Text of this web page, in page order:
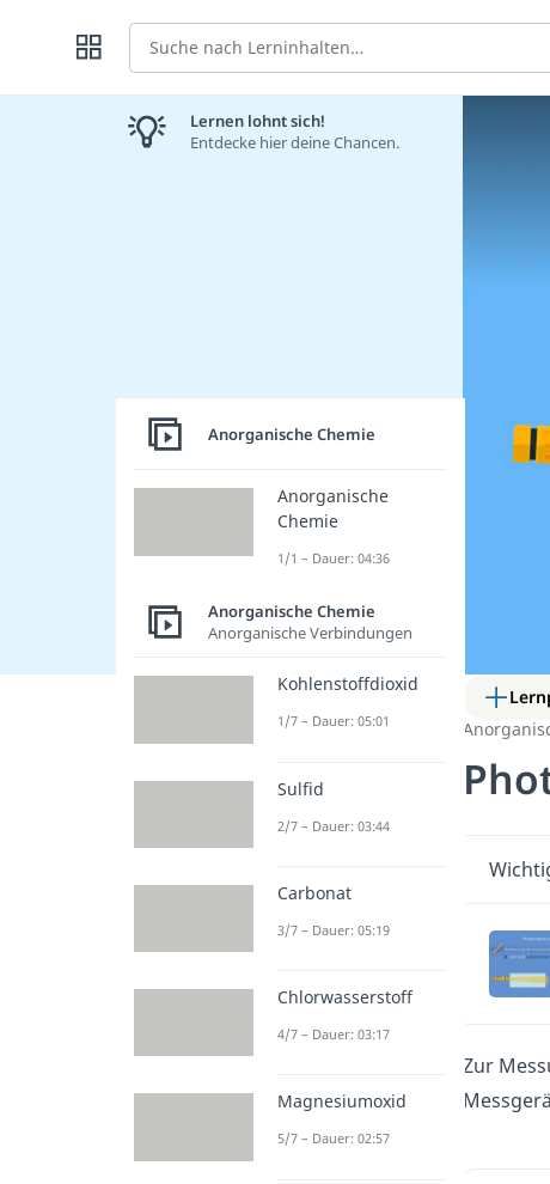
Suche
Zur
Lernen lohnt sich!
Entdecke hier deine Chancen.
Anorganische Chemie
Anorganische
Chemie
1/1 – Dauer: 04:36
Anorganische Chemie
Anorganische Verbindungen
Kohlenstoffdioxid
1/7 – Dauer: 05:01
Sulfid
2/7 – Dauer: 03:44
Carbonat
3/7 – Dauer: 05:19
Chlorwasserstoff
4/7 – Dauer: 03:17
Magnesiumoxid
5/7 – Dauer: 02:57